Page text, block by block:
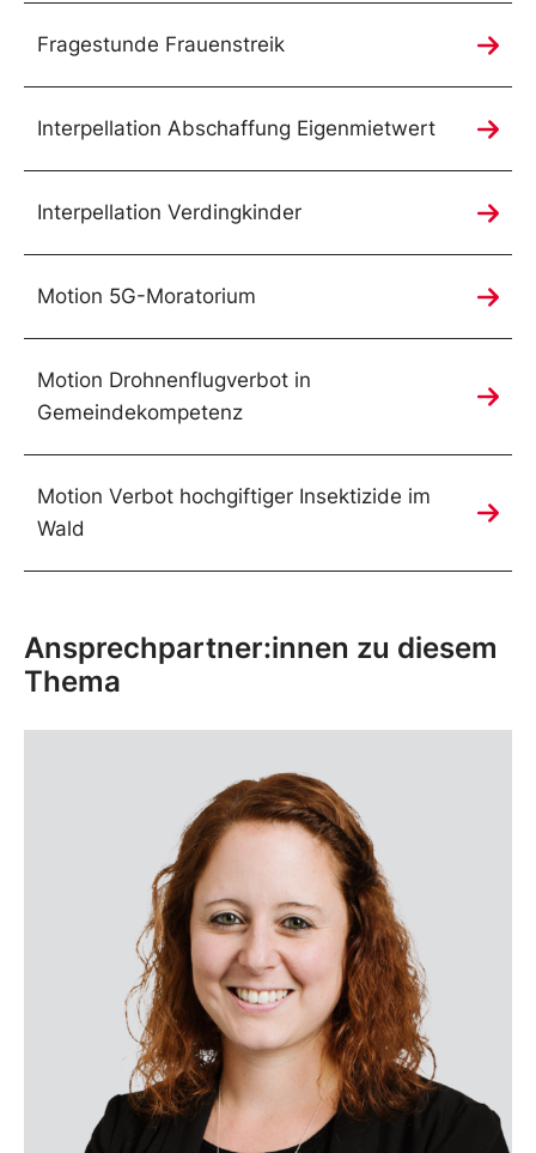
Fragestunde Frauenstreik
Interpellation Abschaffung Eigenmietwert
Interpellation Verdingkinder
Motion 5G-Moratorium
Motion Drohnenflugverbot in
Gemeindekompetenz
Motion Verbot hochgiftiger Insektizide im
Wald
Ansprechpartner:innen zu diesem
Thema